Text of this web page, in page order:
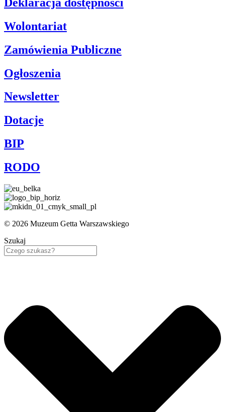
Wolontariat
Zamówienia Publiczne
Ogłoszenia
Newsletter
Dotacje
BIP
RODO
© 2026 Muzeum Getta Warszawskiego
Szukaj